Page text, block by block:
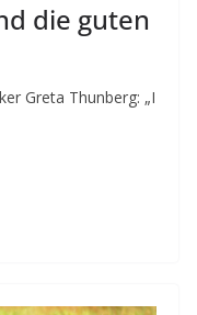
die guten
Greta Thunberg: „I